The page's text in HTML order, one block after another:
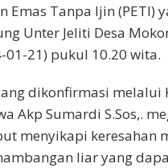
Emas Tanpa Ijin (PETI)
Unter Jeliti Desa
01-21) pukul 10.20 wita.
dikonfirmasi melalui
Akp Sumardi S.Sos,.
menyikapi keresahan
liar yang